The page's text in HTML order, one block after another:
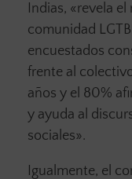
Indias, «revela
comunidad
encuestados
frente al
años y el 80%
y ayuda al
sociales».
Igualmente, el